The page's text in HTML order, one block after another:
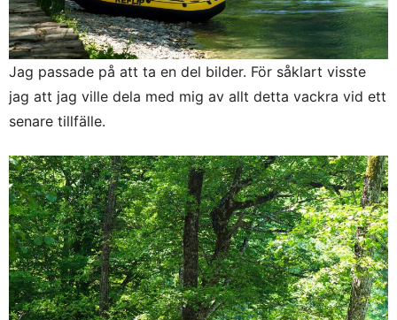
Jag passade på att ta en del bilder. För såklart visste
jag att jag ville dela med mig av allt detta vackra vid ett
senare tillfälle.